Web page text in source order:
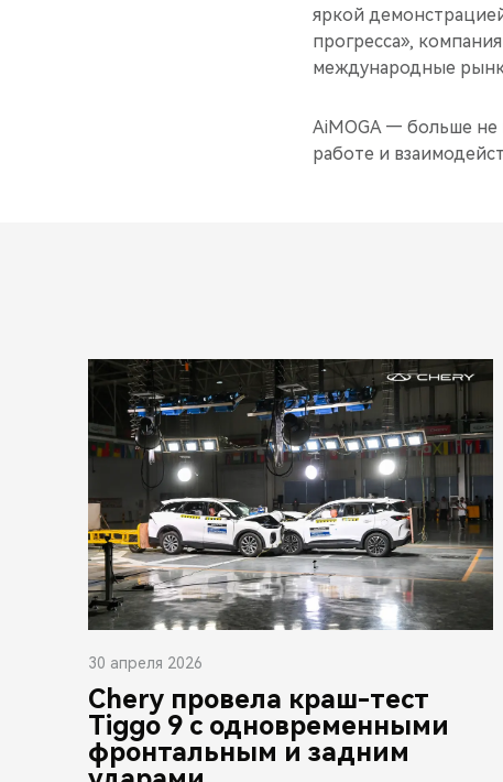
яркой
прогресса»,
международные
AiMOGA — больше
работе и
30 апреля 2026
Chery провела краш-тест
Tiggo 9 с одновременными
фронтальным и задним